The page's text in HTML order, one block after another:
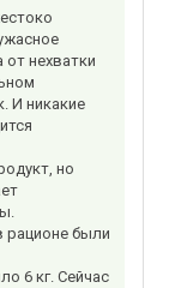
от нехватки
И никакие
но
рационе были
6 кг. Сейчас